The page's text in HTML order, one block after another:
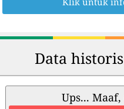
Data
Ups...